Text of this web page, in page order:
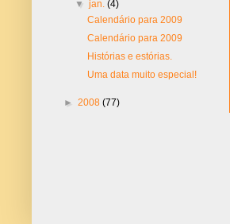
▼jan.(4)
Calendário para 2009
Calendário para 2009
Histórias e estórias.
Uma data muito especial!
► 2008 (77)